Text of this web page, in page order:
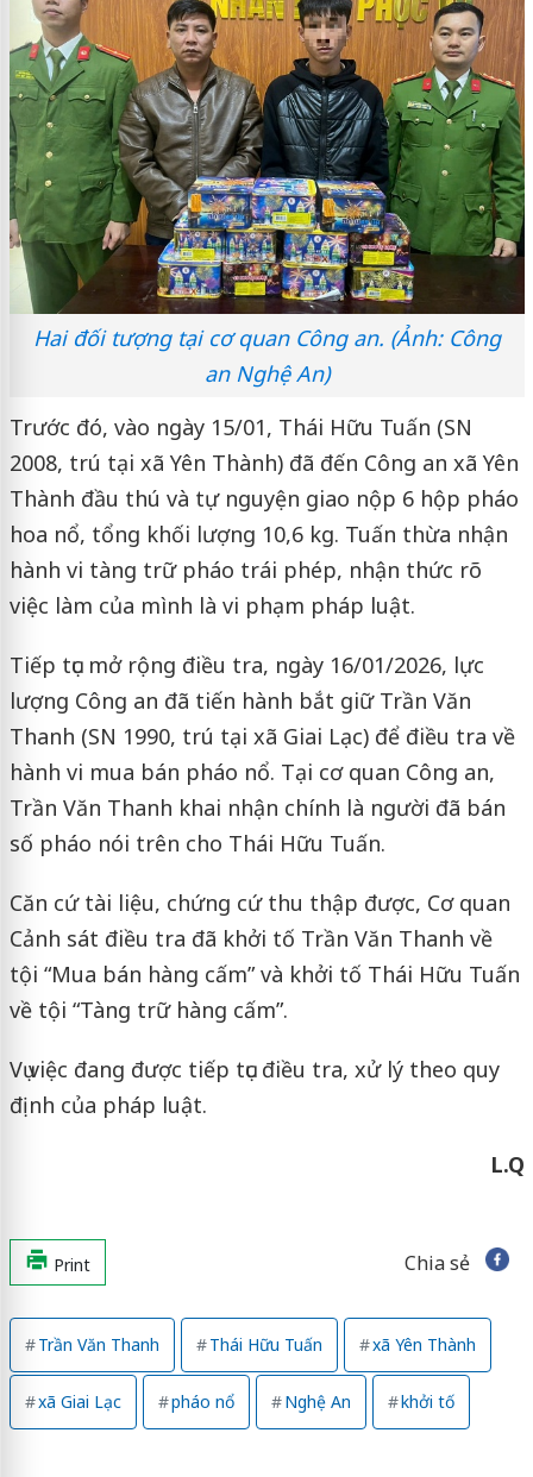
Hai đối tượng tại cơ quan Công an. (Ảnh: Công
an Nghệ An)
Trước đó, vào ngày 15/01, Thái Hữu Tuấn (SN
2008, trú tại xã Yên Thành) đã đến Công an xã Yên
Thành đầu thú và tự nguyện giao nộp 6 hộp pháo
hoa nổ, tổng khối lượng 10,6 kg. Tuấn thừa nhận
hành vi tàng trữ pháo trái phép, nhận thức rõ
việc làm của mình là vi phạm pháp luật.
Tiếp tục mở rộng điều tra, ngày 16/01/2026, lực
lượng Công an đã tiến hành bắt giữ Trần Văn
Thanh (SN 1990, trú tại xã Giai Lạc) để điều tra về
hành vi mua bán pháo nổ. Tại cơ quan Công an,
Trần Văn Thanh khai nhận chính là người đã bán
số pháo nói trên cho Thái Hữu Tuấn.
Căn cứ tài liệu, chứng cứ thu thập được, Cơ quan
Cảnh sát điều tra đã khởi tố Trần Văn Thanh về
tội “Mua bán hàng cấm” và khởi tố Thái Hữu Tuấn
về tội “Tàng trữ hàng cấm”.
Vụ việc đang được tiếp tục điều tra, xử lý theo quy
định của pháp luật.
L.Q
Print Chia sẻ
Trần Văn Thanh Thái Hữu Tuấn xã Yên Thành
xã Giai Lạc pháo nổ Nghệ An khởi tố